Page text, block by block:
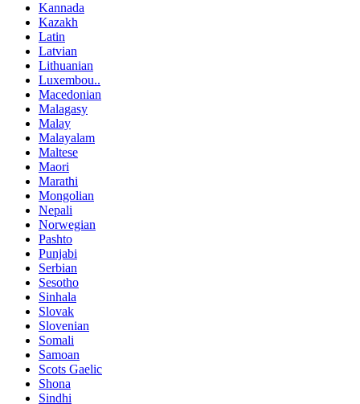
Kannada
Kazakh
Latin
Latvian
Lithuanian
Luxembou..
Macedonian
Malagasy
Malay
Malayalam
Maltese
Maori
Marathi
Mongolian
Nepali
Norwegian
Pashto
Punjabi
Serbian
Sesotho
Sinhala
Slovak
Slovenian
Somali
Samoan
Scots Gaelic
Shona
Sindhi